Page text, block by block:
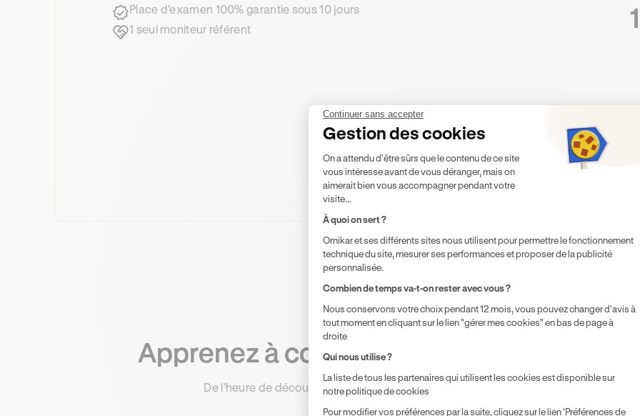
Place d'examen 100% garantie sous 10 jours
1 seul moniteur référent
Apprenez à conduire à Roissy-en-
De l’heure de découverte au permis complet, nos formations s'adaptent à vos
Continuer sans accepter
Gestion des cookies
Plateforme de Gestion du
On a attendu d'être sûrs que le contenu de ce site
vous intéresse avant de vous déranger, mais on
aimerait bien vous accompagner pendant votre
visite...
À quoi on sert ?
Ornikar et ses différents sites nous utilisent pour permettre le fonctionnement
technique du site, mesurer ses performances et proposer de la publicité
personnalisée.
Combien de temps va-t-on rester avec vous ?
Nous conservons votre choix pendant 12 mois, vous pouvez changer d'avis à
tout moment en cliquant sur le lien "gérer mes cookies" en bas de page à
droite
Qui nous utilise ?
La liste de tous les partenaires qui utilisent les cookies est disponible sur
notre politique de cookies
Pour modifier vos préférences par la suite, cliquez sur le lien 'Préférences de
Axeptio consent